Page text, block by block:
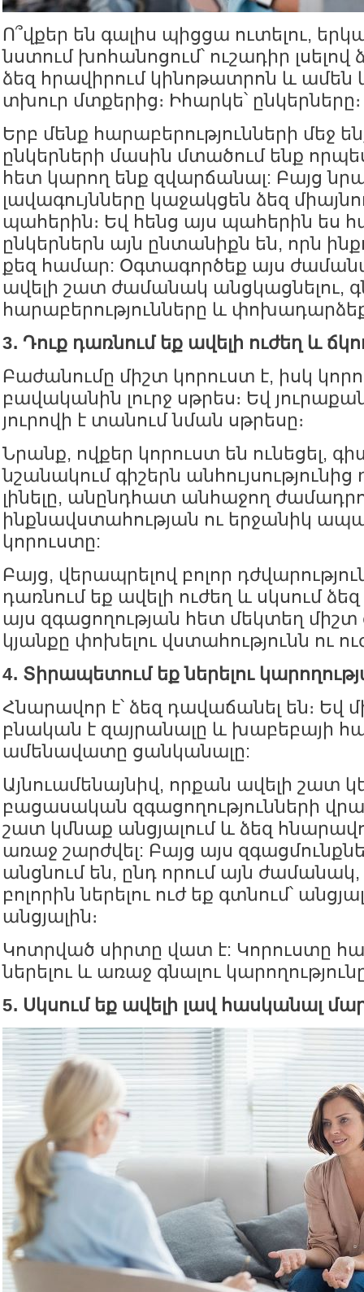
Ո՞վքեր են գալիս պիցցա ուտելու,
նստում խոհանոցում՝ ուշադիր լսելով
ձեզ հրավիրում կինոթատրոն և ամեն
տխուր մտքերից։ Իհարկե՝ ընկերները։
Երբ մենք հարաբերությունների մեջ
ընկերների մասին մտածում ենք
հետ կարող ենք զվարճանալ: Բայց
լավագույնները կաջակցեն ձեզ
պահերին։ Եվ հենց այս պահերին ես
ընկերներն այն ընտանիքն են, որն
քեզ համար: Օգտագործեք այս
ավելի շատ ժամանակ անցկացնելու,
հարաբերությունները և
3․ Դուք դառնում եք ավելի ուժեղ և
Բաժանումը միշտ կորուստ է, իսկ
բավականին լուրջ սթրես։ Եվ
յուրովի է տանում նման սթրեսը։
Նրանք, ովքեր կորուստ են ունեցել,
նշանակում գիշերն
լինելը, անընդհատ անհաջող
ինքնավստահության ու երջանիկ
կորուստը:
Բայց, վերապրելով բոլոր
դառնում եք ավելի ուժեղ և սկսում
այս զգացողության հետ մեկտեղ միշտ
կյանքը փոխելու վստահությունն ու
4․ Տիրապետում եք ներելու
Հնարավոր է՝ ձեզ դավաճանել են։ Եվ
բնական է զայրանալը և խաբեբայի
ամենավատը ցանկանալը:
Այնուամենայնիվ, որքան ավելի շատ
բացասական զգացողությունների
շատ կմնաք անցյալում և ձեզ
առաջ շարժվել: Բայց այս
անցնում են, ընդ որում այն ժամանակ,
բոլորին ներելու ուժ եք գտնում՝
անցյալին։
Կոտրված սիրտը վատ է: Կորուստը
ներելու և առաջ գնալու
5․ Սկսում եք ավելի լավ հասկանալ